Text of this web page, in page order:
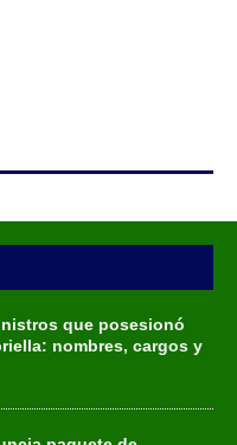
que posesionó
nombres, cargos y